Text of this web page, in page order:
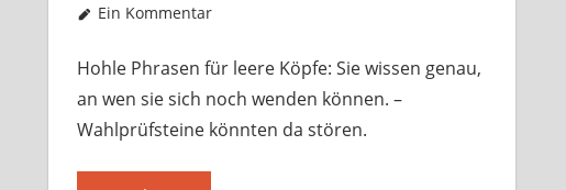
Ein Kommentar
Hohle Phrasen für leere Köpfe: Sie wissen genau,
an wen sie sich noch wenden können. –
Wahlprüfsteine könnten da stören.